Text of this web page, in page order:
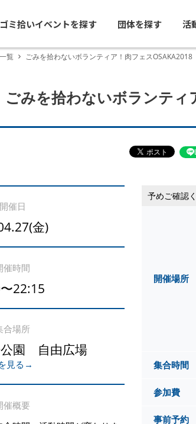
ゴミ拾いイベントを探す 団体を探す 活
覧 ごみを拾わないボランティア！肉フェスOSAKA2018
ごみを拾わないボランティ
開催日
金)
催時間
22:15
合場所
園 自由広場
見る→
催概要
予めご確認
開催場所
集合時間
参加費
事前予約